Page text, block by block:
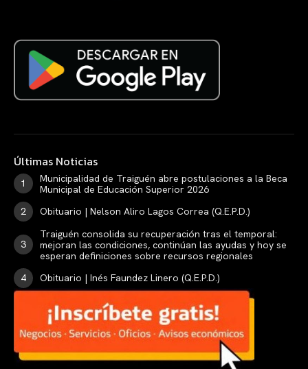
Últimas Noticias
Municipalidad de Traiguén abre postulaciones a la Beca
Municipal de Educación Superior 2026
Obituario | Nelson Aliro Lagos Correa (Q.E.P.D.)
Traiguén consolida su recuperación tras el temporal:
mejoran las condiciones, continúan las ayudas y hoy se
esperan definiciones sobre recursos regionales
Obituario | Inés Faundez Linero (Q.E.P.D.)